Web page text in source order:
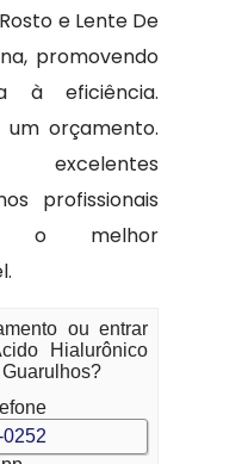
e Lente De
promovendo
à eficiência.
orçamento.
excelentes
profissionais
o melhor
ou entrar
Hialurônico
0252